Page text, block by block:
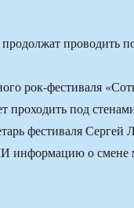
проводить
рок-фестиваля
проходить под
фестиваля
информацию о смене